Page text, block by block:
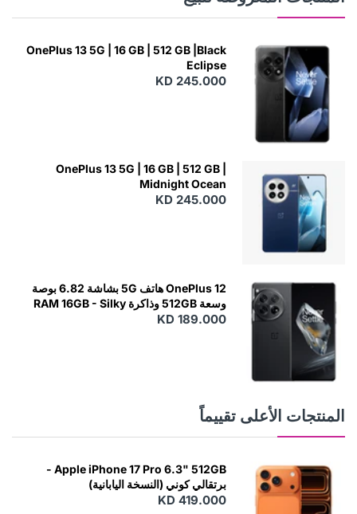
OnePlus 13 5G | 16 GB | 512 GB |Black
Eclipse
KD 245.000
OnePlus 13 5G | 16 GB | 512 GB |
Midnight Ocean
KD 245.000
OnePlus 12 هاتف 5G بشاشة 6.82 بوصة
وسعة 512GB وذاكرة RAM 16GB - Silky
Black
KD 189.000
المنتجات الأعلى تقييماً
Apple iPhone 17 Pro 6.3" 512GB -
برتقالي كوني (النسخة اليابانية)
KD 419.000